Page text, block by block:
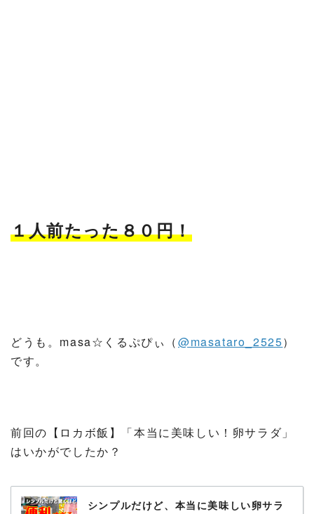
１人前たった８０円！
どうも。masa☆くるぷぴぃ（@masataro_2525）
です。
前回の【ロカボ飯】「本当に美味しい！卵サラダ」
はいかがでしたか？
シンプルだけど、本当に美味しい卵サラ